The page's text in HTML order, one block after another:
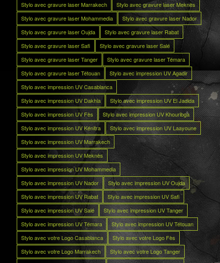
Stylo avec gravure laser Marrakech
Stylo avec gravure laser Meknès
Stylo avec gravure laser Mohammedia
Stylo avec gravure laser Nador
Stylo avec gravure laser Oujda
Stylo avec gravure laser Rabat
Stylo avec gravure laser Safi
Stylo avec gravure laser Salé
Stylo avec gravure laser Tanger
Stylo avec gravure laser Témara
Stylo avec gravure laser Tétouan
Stylo avec impression UV Agadir
Stylo avec impression UV Casablanca
Stylo avec impression UV Dakhla
Stylo avec impression UV El Jadida
Stylo avec impression UV Fès
Stylo avec impression UV Khouribga
Stylo avec impression UV Kénitra
Stylo avec impression UV Laayoune
Stylo avec impression UV Marrakech
Stylo avec impression UV Meknès
Stylo avec impression UV Mohammedia
Stylo avec impression UV Nador
Stylo avec impression UV Oujda
Stylo avec impression UV Rabat
Stylo avec impression UV Safi
Stylo avec impression UV Salé
Stylo avec impression UV Tanger
Stylo avec impression UV Témara
Stylo avec impression UV Tétouan
Stylo avec votre Logo Casablanca
Stylo avec votre Logo Fès
Stylo avec votre Logo Marrakech
Stylo avec votre Logo Tanger